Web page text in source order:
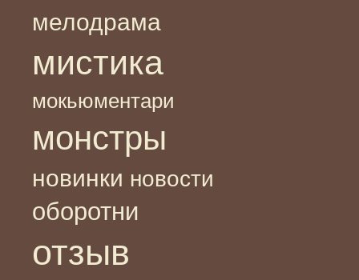
мелодрама
мистика
мокьюментари
монстры
новинки новости
оборотни
отзыв